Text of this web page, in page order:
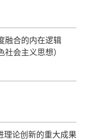
融合的内在逻辑
社会主义思想）
理论创新的重大成果